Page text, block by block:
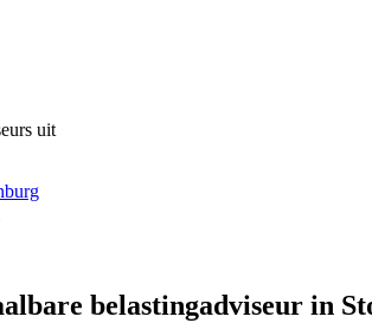
uit
belastingadviseur in